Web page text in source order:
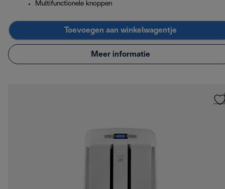
Multifunctionele knoppen
Toevoegen aan winkelwagentje
Meer informatie